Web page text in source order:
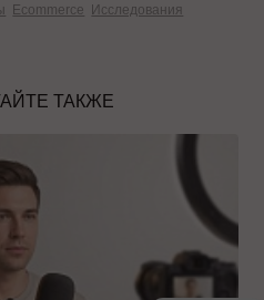
Ecommerce Исследования
ТАКЖЕ